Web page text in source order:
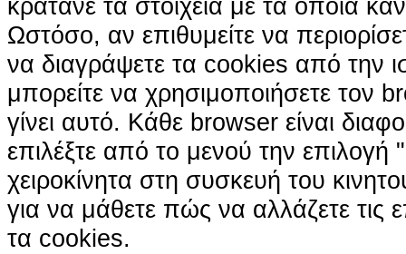
κρατάνε τα στοιχεία με τα οποία
Ωστόσο, αν επιθυμείτε να
να διαγράψετε τα cookies από την
μπορείτε να χρησιμοποιήσετε τον
γίνει αυτό. Κάθε browser είναι
επιλέξτε από το μενού την επιλογή
χειροκίνητα στη συσκευή του
για να μάθετε πώς να αλλάζετε τις
τα cookies.